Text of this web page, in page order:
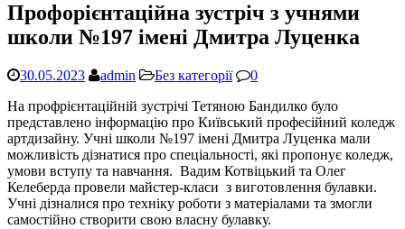
Профорієнтаційна зустріч з учнями
школи №197 імені Дмитра Луценка
30.05.2023 admin Без категорії
0
На профрієнтаційній зустрічі Тетяною Бандилко було
представлено інформацію про Київський професійний коледж
артдизайну. Учні школи №197 імені Дмитра Луценка мали
можливість дізнатися про спеціальності, які пропонує коледж,
умови вступу та навчання. Вадим Котвіцький та Олег
Келеберда провели майстер-класи з виготовлення булавки.
Учні дізналися про техніку роботи з матеріалами та змогли
самостійно створити свою власну булавку.